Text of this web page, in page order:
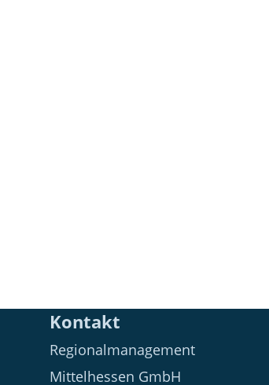
Kontakt
Regionalmanagement
Mittelhessen GmbH